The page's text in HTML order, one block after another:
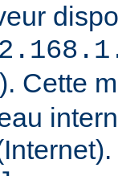
). Cette